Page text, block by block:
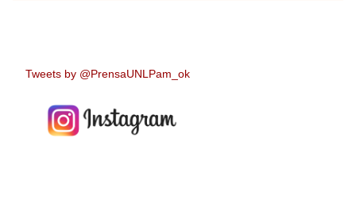
Tweets by @PrensaUNLPam_ok